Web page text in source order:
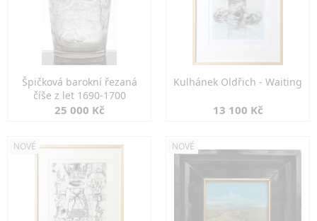
Špičková barokní řezaná
číše z let 1690-1700
25 000 Kč
Kulhánek Oldřich - Waiting
13 100 Kč
NOVÉ NOVÉ